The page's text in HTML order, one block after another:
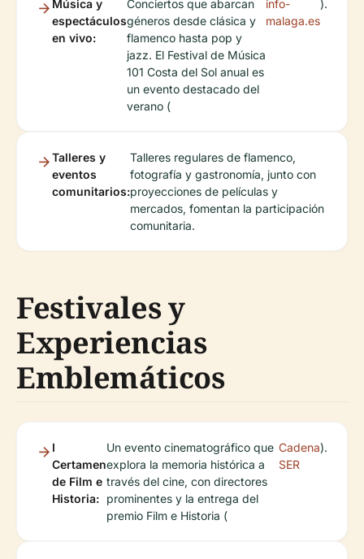
Música y
espectáculos
en vivo:
Conciertos que abarcan
géneros desde clásica y
flamenco hasta pop y
jazz. El Festival de Música
101 Costa del Sol anual es
un evento destacado del
verano (
info-
malaga.es
).
Talleres y
eventos
comunitarios:
Talleres regulares de flamenco,
fotografía y gastronomía, junto con
proyecciones de películas y
mercados, fomentan la participación
comunitaria.
Festivales y
Experiencias
Emblemáticos
I
Certamen
de Film e
Historia:
Un evento cinematográfico que
explora la memoria histórica a
través del cine, con directores
prominentes y la entrega del
premio Film e Historia (
Cadena
SER
).